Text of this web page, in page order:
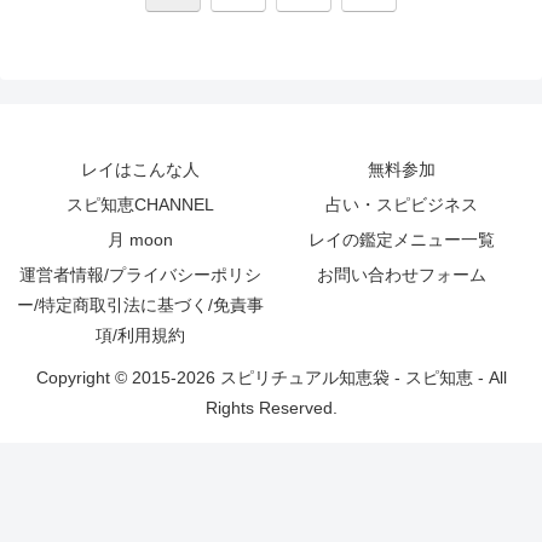
レイはこんな人
無料参加
スピ知恵CHANNEL
占い・スピビジネス
月 moon
レイの鑑定メニュー一覧
運営者情報/プライバシーポリシ
ー/特定商取引法に基づく/免責事
項/利用規約
お問い合わせフォーム
Copyright © 2015-2026 スピリチュアル知恵袋 - スピ知恵 - All
Rights Reserved.